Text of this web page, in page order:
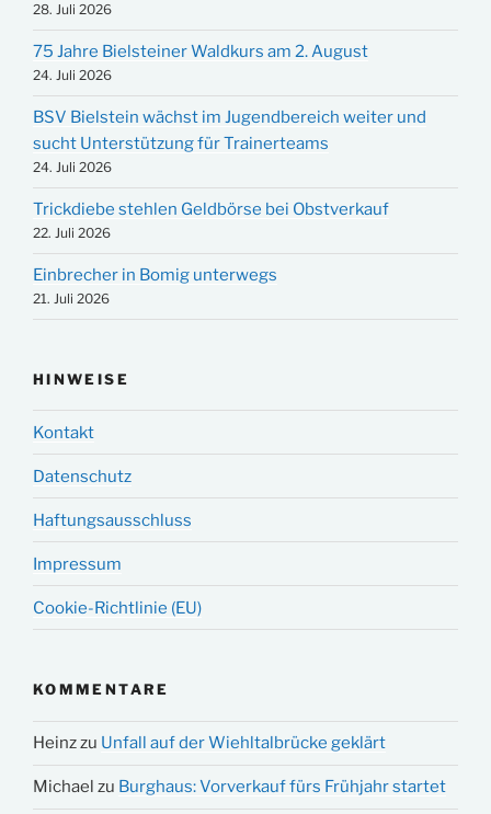
28. Juli 2026
75 Jahre Bielsteiner Waldkurs am 2. August
24. Juli 2026
BSV Bielstein wächst im Jugendbereich weiter und
sucht Unterstützung für Trainerteams
24. Juli 2026
Trickdiebe stehlen Geldbörse bei Obstverkauf
22. Juli 2026
Einbrecher in Bomig unterwegs
21. Juli 2026
HINWEISE
Kontakt
Datenschutz
Haftungsausschluss
Impressum
Cookie-Richtlinie (EU)
KOMMENTARE
Heinzzu Unfall auf der Wiehltalbrücke geklärt
Michael zu Burghaus: Vorverkauf fürs Frühjahr startet